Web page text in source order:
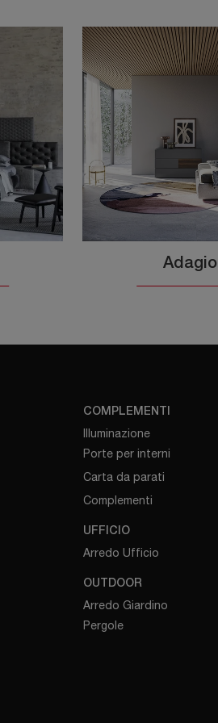
Adagio
COMPLEMENTI
Illuminazione
Porte per interni
Carta da parati
Complementi
UFFICIO
Arredo Ufficio
OUTDOOR
Arredo Giardino
Pergole